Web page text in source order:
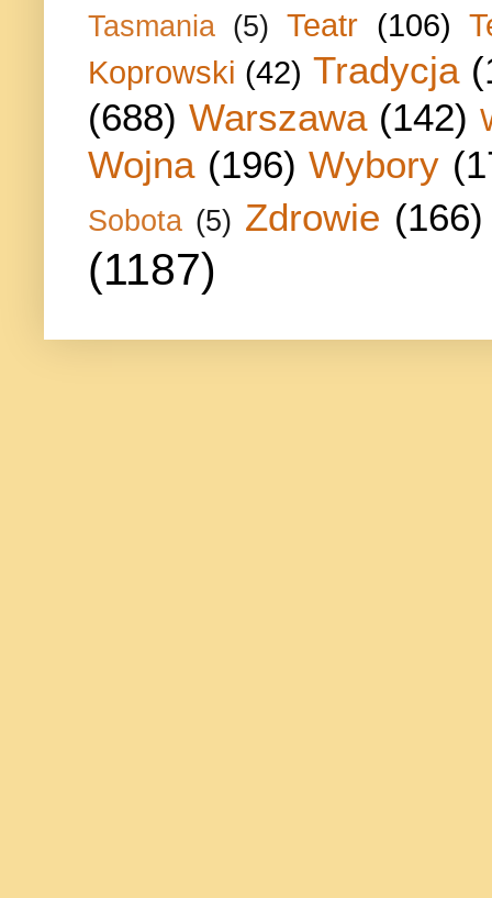
Tasmania (5) Teatr (106)
Koprowski (42) Tradycja
(688) Warszawa (142)
Wojna (196) Wybory
Sobota (5) Zdrowie (166)
(1187)